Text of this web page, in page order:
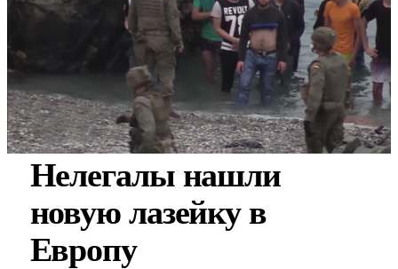
Нелегалы нашли
новую лазейку в
Европу